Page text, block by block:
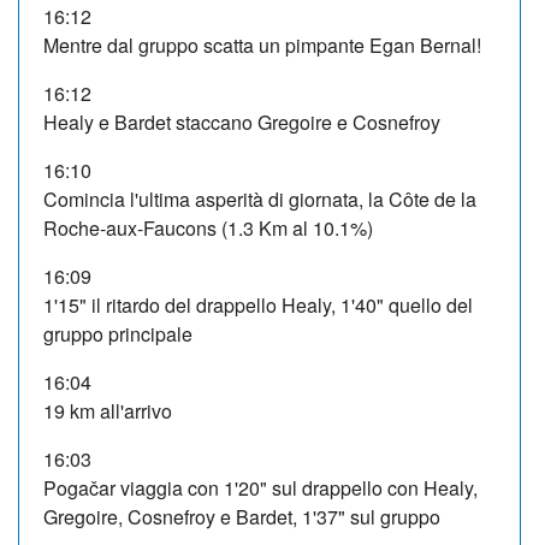
16:12
Mentre dal gruppo scatta un pimpante Egan Bernal!
16:12
Healy e Bardet staccano Gregoire e Cosnefroy
16:10
Comincia l'ultima asperità di giornata, la Côte de la
Roche-aux-Faucons (1.3 Km al 10.1%)
16:09
1'15" il ritardo del drappello Healy, 1'40" quello del
gruppo principale
16:04
19 km all'arrivo
16:03
Pogačar viaggia con 1'20" sul drappello con Healy,
Gregoire, Cosnefroy e Bardet, 1'37" sul gruppo